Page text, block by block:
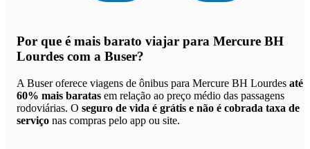
Por que é mais barato viajar para Mercure BH
Lourdes com a Buser?
A Buser oferece viagens de ônibus para Mercure BH Lourdes até
60% mais baratas em relação ao preço médio das passagens
rodoviárias. O seguro de vida é grátis e não é cobrada taxa de
serviço nas compras pelo app ou site.